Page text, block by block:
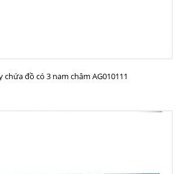
chứa đồ có 3 nam châm AG010111